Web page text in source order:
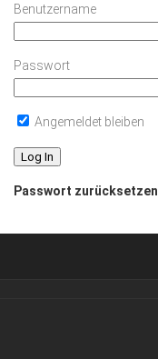
Benutzername
Passwort
Angemeldet bleiben
Passwort zurücksetzen